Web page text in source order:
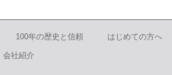
100年の歴史と信頼 はじめての方へ
会社紹介